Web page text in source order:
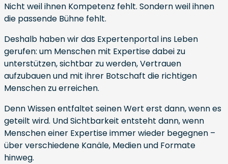
Nicht weil ihnen Kompetenz fehlt. Sondern weil ihnen
die passende Bühne fehlt.
Deshalb haben wir das Expertenportal ins Leben
gerufen: um Menschen mit Expertise dabei zu
unterstützen, sichtbar zu werden, Vertrauen
aufzubauen und mit ihrer Botschaft die richtigen
Menschen zu erreichen.
Denn Wissen entfaltet seinen Wert erst dann, wenn es
geteilt wird. Und Sichtbarkeit entsteht dann, wenn
Menschen einer Expertise immer wieder begegnen –
über verschiedene Kanäle, Medien und Formate
hinweg.